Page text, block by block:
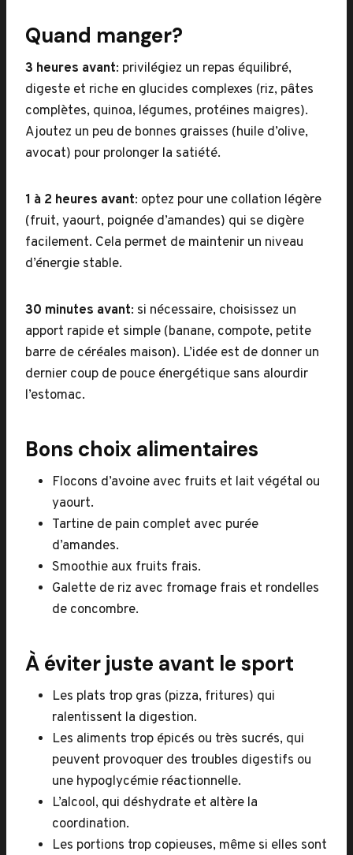
Quand manger?
3 heures avant: privilégiez un repas équilibré,
digeste et riche en glucides complexes (riz, pâtes
complètes, quinoa, légumes, protéines maigres).
Ajoutez un peu de bonnes graisses (huile d’olive,
avocat) pour prolonger la satiété.
1 à 2 heures avant: optez pour une collation légère
(fruit, yaourt, poignée d’amandes) qui se digère
facilement. Cela permet de maintenir un niveau
d’énergie stable.
30 minutes avant: si nécessaire, choisissez un
apport rapide et simple (banane, compote, petite
barre de céréales maison). L’idée est de donner un
dernier coup de pouce énergétique sans alourdir
l’estomac.
Bons choix alimentaires
Flocons d’avoine avec fruits et lait végétal ou
yaourt.
Tartine de pain complet avec purée
d’amandes.
Smoothie aux fruits frais.
Galette de riz avec fromage frais et rondelles
de concombre.
À éviter juste avant le sport
Les plats trop gras (pizza, fritures) qui
ralentissent la digestion.
Les aliments trop épicés ou très sucrés, qui
peuvent provoquer des troubles digestifs ou
une hypoglycémie réactionnelle.
L’alcool, qui déshydrate et altère la
coordination.
Les portions trop copieuses, même si elles sont